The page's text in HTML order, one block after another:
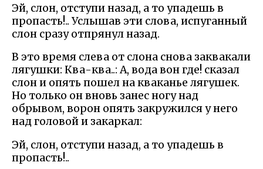
Эй, слон, отступи назад, а то упадешь в
пропасть!.. Услышав эти слова, испуганный
слон сразу отпрянул назад.
В это время слева от слона снова заквакали
лягушки: Ква-ква..: А, вода вон где! сказал
слон и опять пошел на кваканье лягушек.
Но только он вновь занес ногу над
обрывом, ворон опять закружился у него
над головой и закаркал:
Эй, слон, отступи назад, а то упадешь в
пропасть!..